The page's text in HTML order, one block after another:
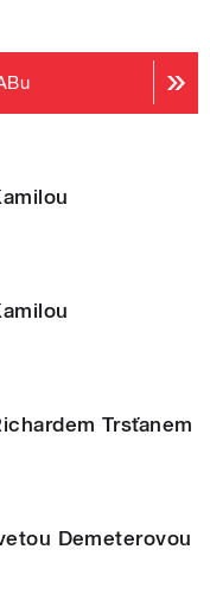
Trsťanem
Demeterovou